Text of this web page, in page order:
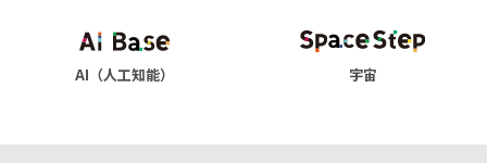
AI（人工知能） 宇宙